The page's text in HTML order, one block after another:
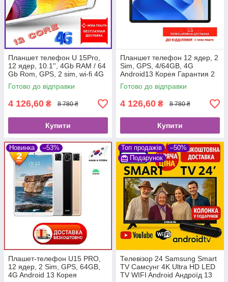
Планшет телефон U 15Pro,
12 ядер, 10.1'', 4Gb RAM / 64
Gb Rom, GPS, 2 sim, wi-fi 4G
Готово до відправки
4 126,60 ₴ 8 780 ₴
Купити
Планшет телефон 12 ядер, 2
Sim, GPS, 4/64GB, 4G
Android13 Корея Гарантия 2
года
Готово до відправки
4 126,60 ₴ 8 780 ₴
Купити
Новинка –53%
Плашет-телефон U15 PRO,
12 ядер, 2 Sim, GPS, 64GB,
4G Android 13 Корея
Топ продажів
–50%
Подарунок
Телевізор 24 Samsung Smart
TV Самсунг 4K Ultra HD LED
TV WIFI Android Андроїд 13